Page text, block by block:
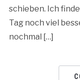
schieben. Ich
Tag noch viel
nochmal […]